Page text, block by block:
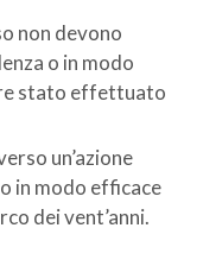
non devono
o in modo
stato effettuato
un’azione
in modo efficace
dei vent’anni.